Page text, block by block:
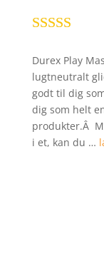
som4.5ud
af 5 baseret
på
kundebedø
mmelser
Durex Play
lugtneutralt
godt til dig
dig som helt
produkter.Â
i et, kan du …